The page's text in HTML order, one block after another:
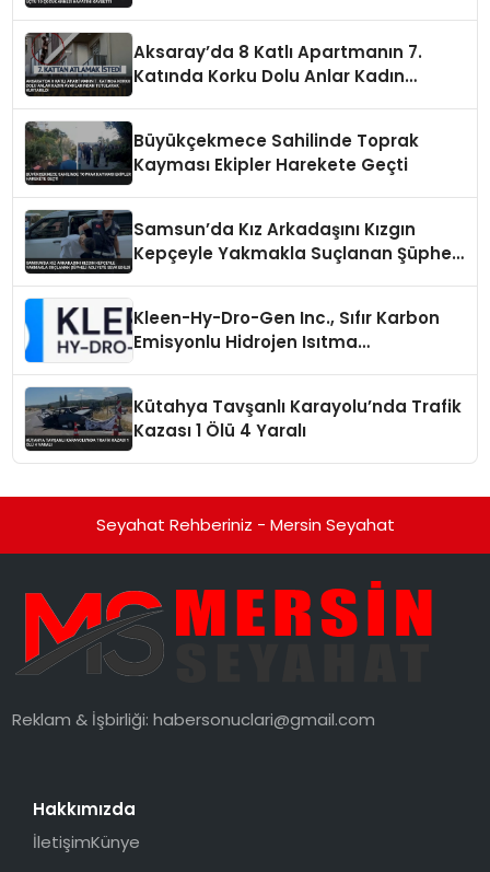
Aksaray’da 8 Katlı Apartmanın 7.
Katında Korku Dolu Anlar Kadın
Büyükçekmece Sahilinde Toprak
Kayması Ekipler Harekete Geçti
Samsun’da Kız Arkadaşını Kızgın
Kepçeyle Yakmakla Suçlanan Şüpheli
Kleen-Hy-Dro-Gen Inc., Sıfır Karbon
Emisyonlu Hidrojen Isıtma
Kütahya Tavşanlı Karayolu’nda Trafik
Kazası 1 Ölü 4 Yaralı
Seyahat Rehberiniz - Mersin Seyahat
Reklam & İşbirliği:habersonuclari@gmail.com
Hakkımızda
İletişimKünye